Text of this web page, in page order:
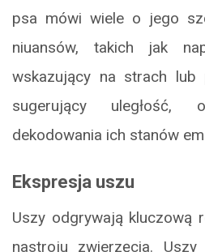
psa mówi wiele o jego
niuansów, takich jak
wskazujący na strach lub
sugerujący
dekodowania ich stanów
Ekspresja uszu
Uszy odgrywają kluczową
nastroju zwierzęcia.